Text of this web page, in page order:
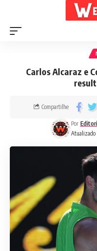
Carlos Alcaraz e
Atualizado
Por
Compartilhe